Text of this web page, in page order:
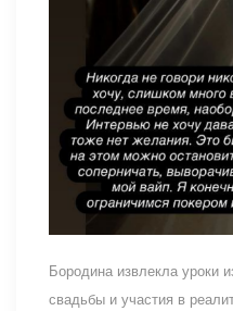
Бородина извлекла уроки
свадьбы и участия в